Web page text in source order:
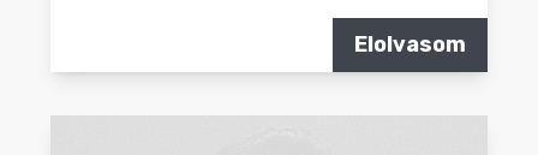
Elolvasom